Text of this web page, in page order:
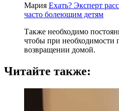
Мария Ехать? Эксперт
часто болеющим детям
Также необходимо
чтобы при необходимости
возвращении домой.
Читайте также: